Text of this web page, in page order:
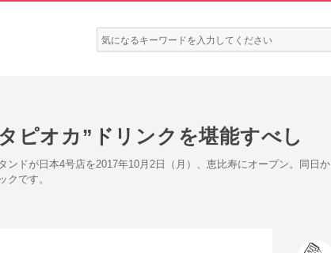
検
索:
ピオカ”ドリンクを堪能すべし
ドが日本4号店を2017年10月2日（月）、恵比寿にオープン。同日
クです。